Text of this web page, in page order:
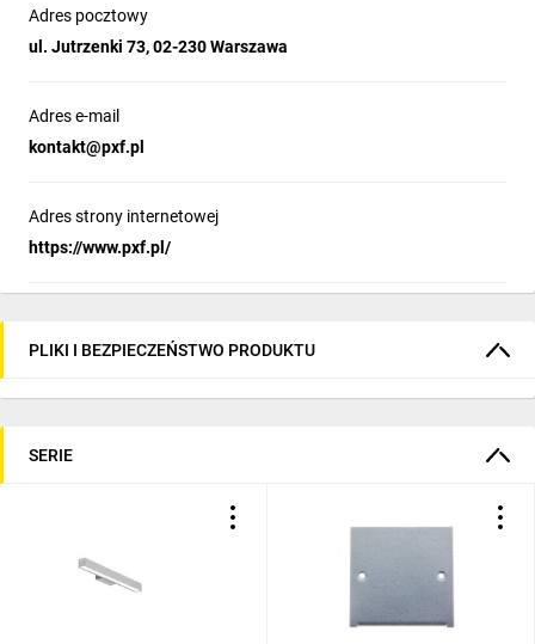
Adres pocztowy
ul. Jutrzenki 73, 02-230 Warszawa
Adres e-mail
kontakt@pxf.pl
Adres strony internetowej
https://www.pxf.pl/
PLIKI I BEZPIECZEŃSTWO PRODUKTU
SERIE